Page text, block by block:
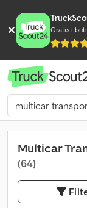
Gratis i
Multicar
(64)